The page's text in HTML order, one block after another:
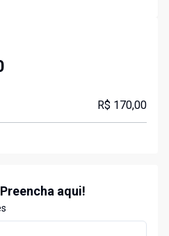
R$ 170,00
aqui!